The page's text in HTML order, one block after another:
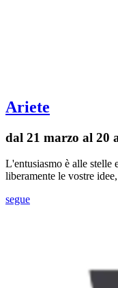
Ariete
dal 21 marzo al 20
L'entusiasmo è alle stelle
liberamente le vostre
segue